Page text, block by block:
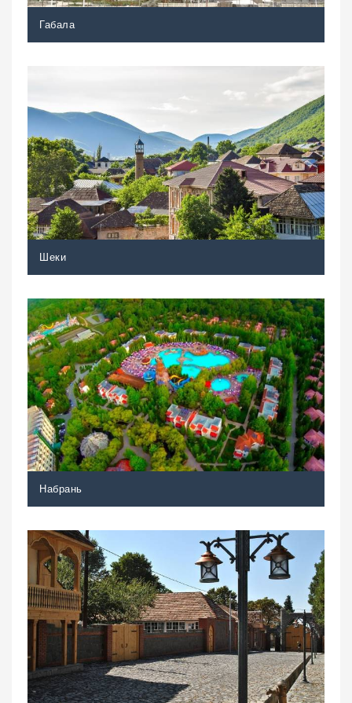
Габала
Шеки
Набрань